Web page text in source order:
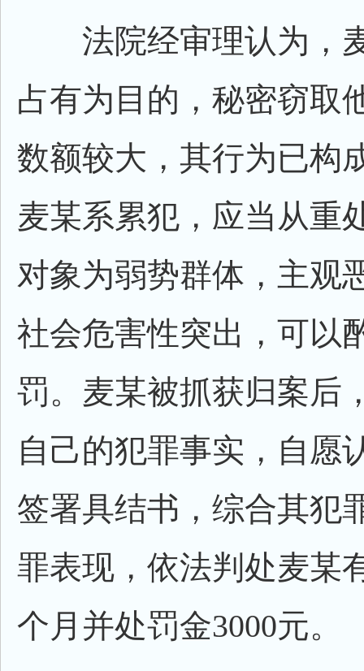
法院经审理认为，
占有为目的，秘密窃取
数额较大，其行为已构
麦某系累犯，应当从重
对象为弱势群体，主观
社会危害性突出，可以
罚。麦某被抓获归案后
自己的犯罪事实，自愿
签署具结书，综合其犯
罪表现，依法判处麦某
个月并处罚金3000元。